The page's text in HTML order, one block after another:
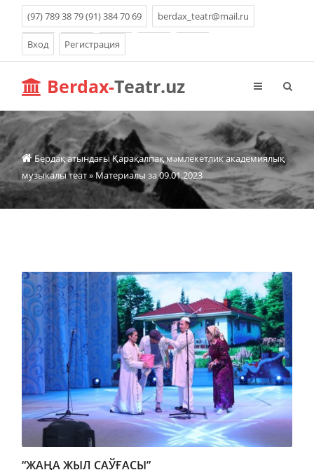
(97) 789 38 79 (91) 384 70 69 berdax_teatr@mail.ru
Вход Регистрация
Berdax-Teatr.uz
Бердақ атындағы Қарақалпақ мəмлекетлик академиялық
музыкалы теат» Материалы за 09.01.2023
“ЖАҢА ЖЫЛ САЎҒАСЫ”